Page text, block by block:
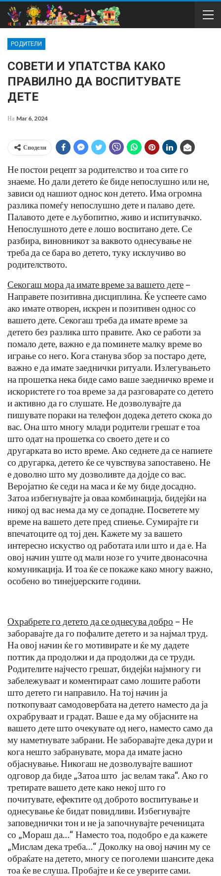
РОДИТЕЛИ
СОВЕТИ И УПАТСТВА КАКО
ПРАВИЛНО ДА ВОСПИТУВАТЕ
ДЕТЕ
На Mar 6, 2024
Сподели
Не постои рецепт за родителство и тоа сите го
знаеме. Но дали детето ќе биде непослушно или не,
зависи од нашиот однос кон детето. Има огромна
разлика помеѓу непослушно дете и палаво дете.
Палавото дете е љубопитно, живо и испитувачко.
Непослушното дете е лошо воспитано дете. Се
разбира, виновникот за ваквото однесување не
треба да се бара во детето, туку исклучиво во
родителството.
Секогаш мора да имате време за вашето дете –
Направете позитивна дисциплина. Ќе успеете само
ако имате отворен, искрен и позитивен однос со
вашето дете. Секогаш треба да имате време за
детето без разлика што правите. Ако се работи за
помало дете, важно е да поминете малку време во
играње со него. Кога станува збор за постаро дете,
важно е да имате заеднички ритуали. Излегувањето
на прошетка нека биде само ваше заедничко време и
искористете го тоа време за да разговарате со детето
и активно да го слушате. Не дозволувајте да
пишувате пораки на телефон додека детето скока до
вас. Она што многу млади родители грешат е тоа
што одат на прошетка со своето дете и со
другарката во исто време. Ако седнете да се напиете
со другарка, детето ќе се чувствува запоставено. Не
е доволно што му дозволивте да дојде со вас.
Веројатно ќе седи на маса и ќе му биде досадно.
Затоа избегнувајте ја оваа комбинација, бидејќи на
никој од вас нема да му се допадне. Посветете му
време на вашето дете пред спиење. Сумирајте ги
впечатоците од тој ден. Кажете му за вашето
интересно искуство од работата или што и да е. На
овој начин уште од мали нозе го учите двонасочна
комуникација. И тоа ќе се покаже како многу важно,
особено во тинејџерските години.
Охрабрете го детето да се однесува добро – Не
заборавајте да го пофалите детето и за најмал труд.
На овој начин ќе го мотивирате и ќе му дадете
поттик да продолжи и да продолжи да се труди.
Родителите најчесто грешат, бидејќи најмногу ги
забележуваат и коментираат само лошите работи
што детето ги направило. На тој начин ја
поткопуваат самодовербата на детето наместо да ја
охрабруваат и градат. Ваше е да му објасните на
вашето дете што очекувате од него, наместо само да
му наметнувате забрани. Не заборавајте дека дури и
кога нешто забранувате, мора да имате јасно
објаснување. Никогаш не дозволувајте вашиот
одговор да биде „Затоа што јас велам така“. Ако го
третирате вашето дете како некој што го
почитувате, ефектите од доброто воспитување и
однесување ќе бидат повидливи. Избегнувајте
заповеднички тон и не ја започнувајте реченицата
со „Мораш да…“ Наместо тоа, подобро е да кажете
„Мислам дека треба…“ Доколку на овој начин му се
обраќате на детето, многу се поголеми шансите дека
тоа ќе ве слуша. Пробајте и ќе се уверите сами.